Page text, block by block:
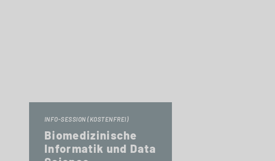
INFO-SESSION (KOSTENFREI)
Biomedizinische
Informatik und Data